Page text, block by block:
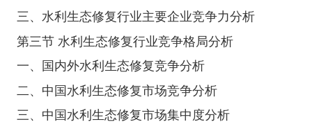
三、水利生态修复行业主要企业竞争力分析
第三节 水利生态修复行业竞争格局分析
一、国内外水利生态修复竞争分析
二、中国水利生态修复市场竞争分析
三、中国水利生态修复市场集中度分析